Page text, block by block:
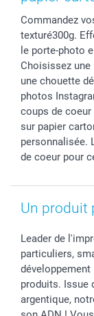
Dénicheur
Baptême
Toussaint
Rentrée des
Saint-Valentin
Vacances
Gestion des
Tarifs
Partenariats &
Investisseurs
Livraison
Modes de
Grandes
Statut de ma
Commandez
texturé300g.
le porte-photo
Choisissez
une chouette
photos
coups de
sur papier
personnalisée.
de coeur pour
Un produit
Leader de
particuliers,
produits. Issue
argentique,